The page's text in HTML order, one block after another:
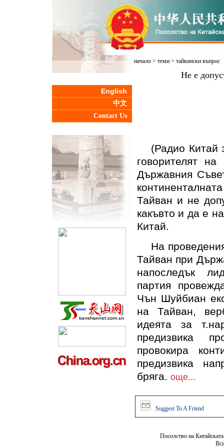
English
中文
Contact Us
начало> теми> тайвански въпрос
Не е
(Радио Китай
говорителят
Държавния
Тайван и не
какъвто и да е
Китай.
На проведения
Тайван при
напоследък
партия
Чън Шуйбиан
на Тайван,
идеята за
предизвика
провокира
предизвика
бряга. още...
Suggest To A Friend
Посолство на